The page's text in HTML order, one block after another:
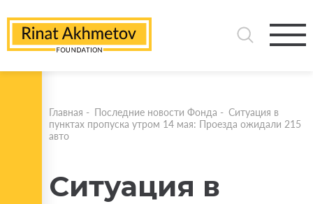
Главная - Последние новости Фонда - Ситуация в
пунктах пропуска утром 14 мая: Проезда ожидали 215
авто
Ситуация в